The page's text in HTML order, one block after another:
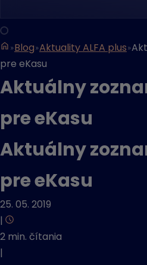
Blog Aktuality ALFA plus
pre eKasu
Aktuálny
pre eKasu
Aktuálny
pre eKasu
25. 05. 2019
|
2 min. čítania
|